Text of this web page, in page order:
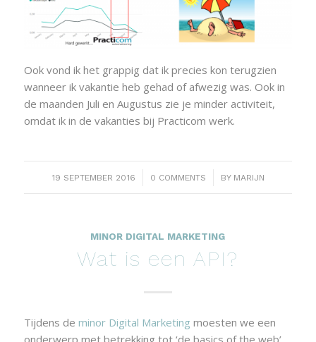
Ook vond ik het grappig dat ik precies kon terugzien
wanneer ik vakantie heb gehad of afwezig was. Ook in
de maanden Juli en Augustus zie je minder activiteit,
omdat ik in de vakanties bij Practicom werk.
19 SEPTEMBER 2016
/ 0 COMMENTS
/ BY MARIJN
MINOR DIGITAL MARKETING
Wat is een API?
Tijdens de minor Digital Marketing moesten we een
onderwerp met betrekking tot ‘de basics of the web’